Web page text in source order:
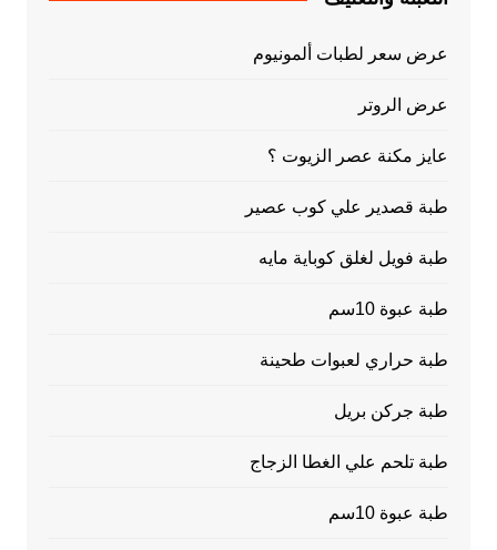
عرض سعر لطبات ألمونيوم
عرض الروتر
عايز مكنة عصر الزيوت ؟
طبة قصدير علي كوب عصير
طبة فويل لغلق كوباية مايه
طبة عبوة 10سم
طبة حراري لعبوات طحينة
طبة جركن بريل
طبة تلحم علي الغطا الزجاج
طبة عبوة 10سم